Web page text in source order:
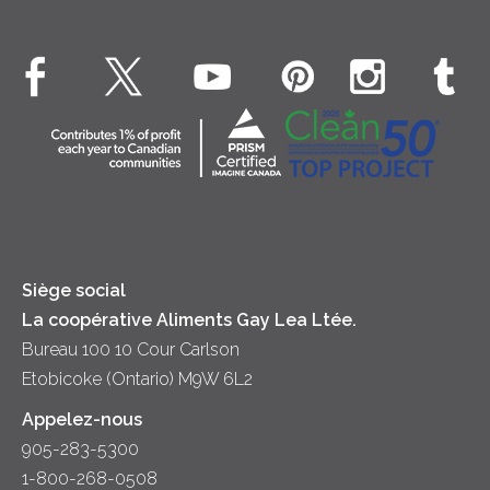
Soupes
Fromage cottage
Crème sure
Bien-être des animaux
Principes coopératifs
Contactez-nous
Location
Siège social
La coopérative Aliments Gay Lea Ltée.
Bureau 100 10 Cour Carlson
Etobicoke (Ontario) M9W 6L2
Appelez-nous
905-283-5300
1-800-268-0508